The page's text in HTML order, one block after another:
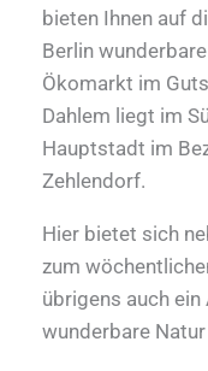
bieten Ihnen auf
Berlin
Ökomarkt im
Dahlem liegt im
Hauptstadt im
Zehlendorf.
Hier bietet sich
zum
übrigens auch
wunderbare